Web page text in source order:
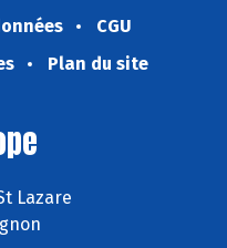
CGU
Plan du site
Lazare